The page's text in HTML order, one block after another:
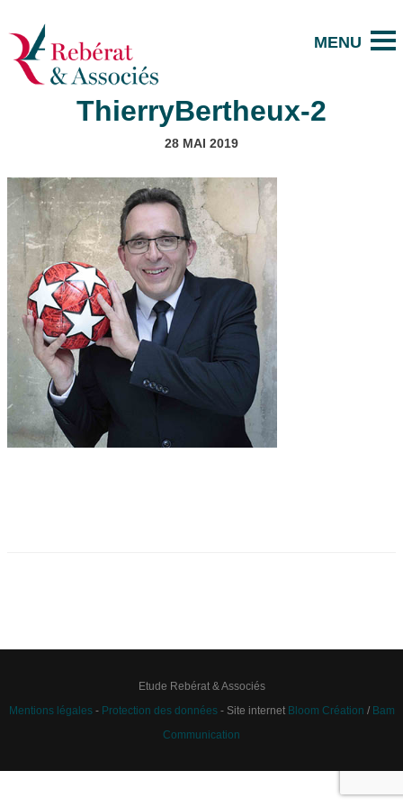
ThierryBertheux-2
28 MAI 2019
Etude Rebérat & Associés
Mentions légales- Protection des données- Site internet Bloom Création / Bam
Communication